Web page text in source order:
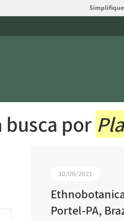
busca por
30/06/2021
Portel-PA,